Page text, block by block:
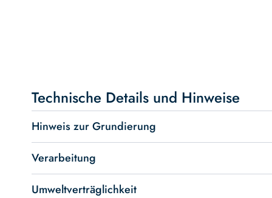
beginning
of
the
images
gallery
Technische Details und Hinweise
Hinweis zur Grundierung
Verarbeitung
Umweltverträglichkeit